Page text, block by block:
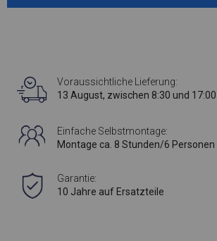
Voraussichtliche Lieferung:
13 August, zwischen 8:30 und
Einfache Selbstmontage:
Montage ca. 8 Stunden/6 Personen
Garantie:
10 Jahre auf Ersatzteile